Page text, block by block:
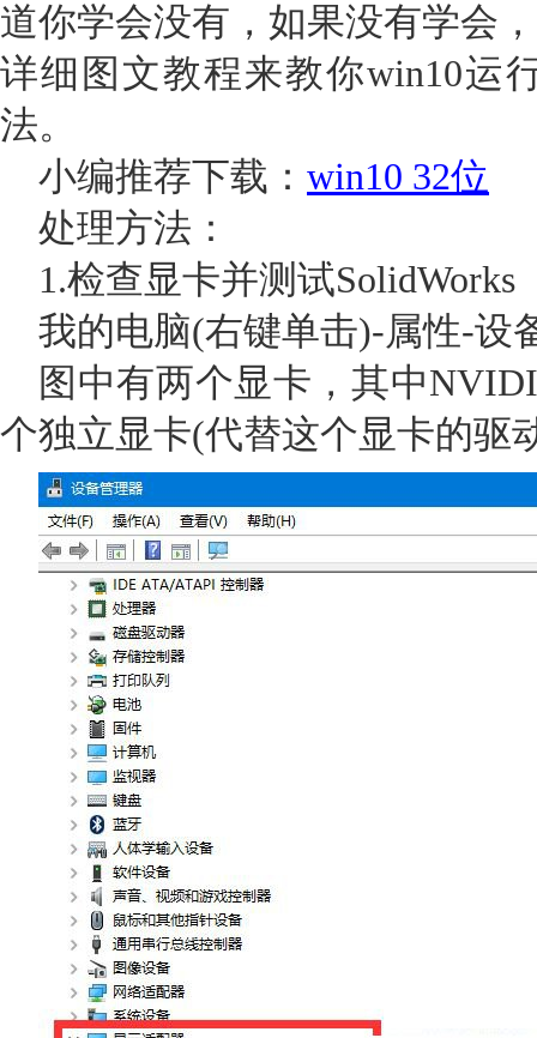
道你学会没有，如果没有学会
详细图文教程来教你win10运
法。
小编推荐下载： win10 32位
处理方法：
1.检查显卡并测试SolidWorks
我的电脑(右键单击)-属性-设
图中有两个显卡，其中
个独立显卡(代替这个显卡的驱